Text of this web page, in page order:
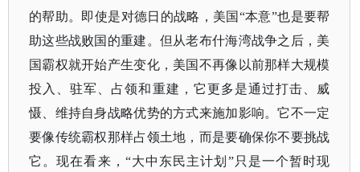
的帮助。即使是对德日的战略，美国“本意”也是要帮
助这些战败国的重建。但从老布什海湾战争之后，美
国霸权就开始产生变化，美国不再像以前那样大规模
投入、驻军、占领和重建，它更多是通过打击、威
慑、维持自身战略优势的方式来施加影响。它不一定
要像传统霸权那样占领土地，而是要确保你不要挑战
它。现在看来，“大中东民主计划”只是一个暂时现